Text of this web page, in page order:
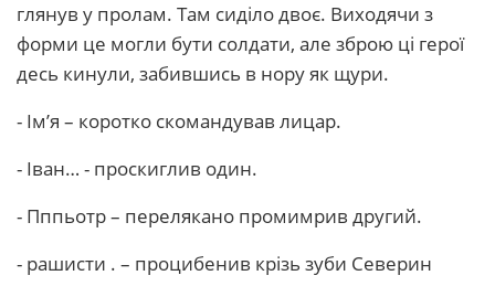
глянув у пролам. Там сиділо двоє. Виходячи з
форми це могли бути солдати, але зброю ці герої
десь кинули, забившись в нору як щури.
- Ім’я – коротко скомандував лицар.
- Іван… - проскиглив один.
- Пппьотр – перелякано промимрив другий.
- рашисти . – процибенив крізь зуби Северин